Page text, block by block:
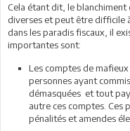
Cela étant dit, le
diverses et peut être difficile
dans les paradis fiscaux, il
importantes sont:
Les comptes de
personnes ayant
démasquées et tout
autre ces comptes. Ces
pénalités et amendes